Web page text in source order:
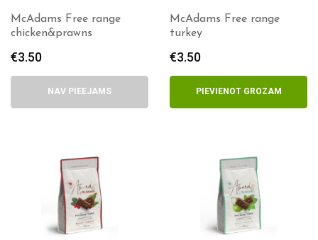
McAdams Free range
chicken&prawns
€3.50
NAV PIEEJAMS
McAdams Free range
turkey
€3.50
PIEVIENOT GROZAM